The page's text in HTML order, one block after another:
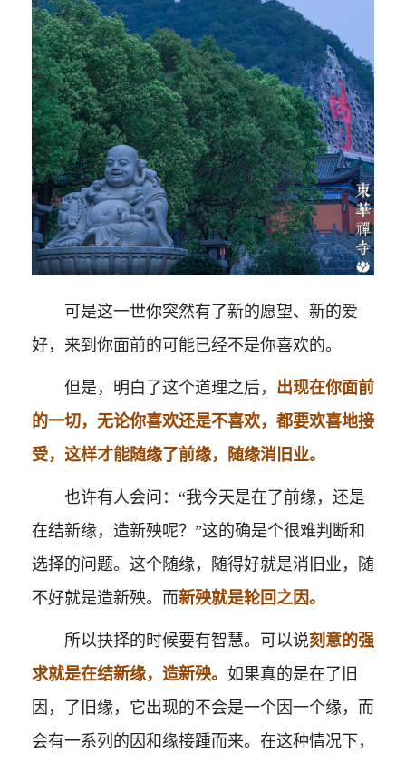
可是这一世你突然有了新的愿望、新的爱
好，来到你面前的可能已经不是你喜欢的。
但是，明白了这个道理之后， 出现在你面前
的一切，无论你喜欢还是不喜欢，都要欢喜地接
受，这样才能随缘了前缘，随缘消旧业。
也许有人会问：“我今天是在了前缘，还是
在结新缘，造新殃呢？”这的确是个很难判断和
选择的问题。这个随缘，随得好就是消旧业，随
不好就是造新殃。而新殃就是轮回之因。
所以抉择的时候要有智慧。可以说刻意的强
求就是在结新缘，造新殃。 如果真的是在了旧
因，了旧缘，它出现的不会是一个因一个缘，而
会有一系列的因和缘接踵而来。在这种情况下，